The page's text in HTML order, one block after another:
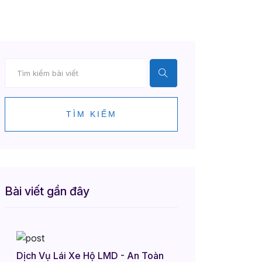
TÌM KIẾM
Bài viết gần đây
Dịch Vụ Lái Xe Hộ LMD - An Toàn